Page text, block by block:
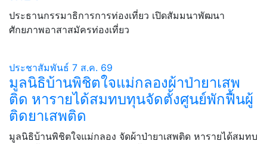
ประธานกรรมาธิการการท่องเที่ยว เปิดสัมมนาพัฒนา
ศักยภาพอาสาสมัครท่องเที่ยว
ประชาสัมพันธ์ 7 ส.ค. 69
มูลนิธิบ้านพิชิตใจแม่กลองผ้าป่ายาเสพ
ติด หารายได้สมทบทุนจัดตั้งศูนย์พักฟื้นผู้
ติดยาเสพติด
มูลนิธิบ้านพิชิตใจแม่กลอง จัดผ้าป่ายาเสพติด หารายได้สมทบ